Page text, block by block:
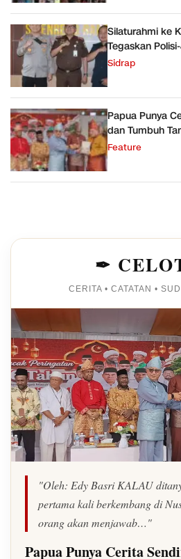
Silaturahmi ke
Tegaskan
Sidrap
Papua Punya
dan Tumbuh
Feature
✒
CERITA • CATATAN •
"Oleh: Edy Basri KALAU
pertama kali berkembang di
orang akan menjawab…"
Papua Punya Cerita